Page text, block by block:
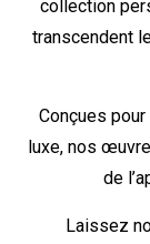
collection
transcendent
Conçues
luxe, nos
de
Laissez